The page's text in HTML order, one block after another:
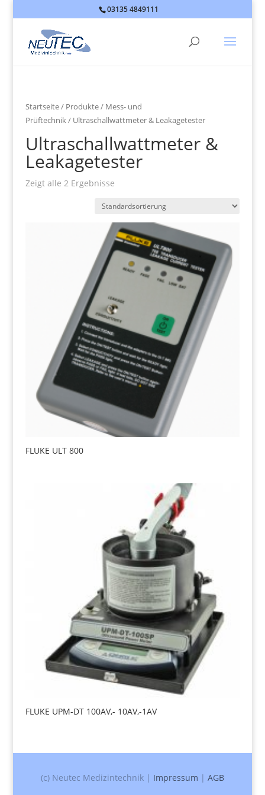
03135 4849111
Startseite/ Produkte/ Mess- und
Prüftechnik/ Ultraschallwattmeter & Leakagetester
Ultraschallwattmeter &
Leakagetester
Zeigt alle 2 Ergebnisse
FLUKE ULT 800
FLUKE UPM-DT 100AV,- 10AV,-1AV
(c) Neutec Medizintechnik | Impressum | AGB